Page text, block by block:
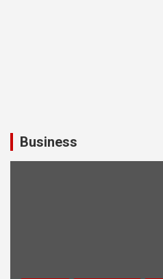
Business